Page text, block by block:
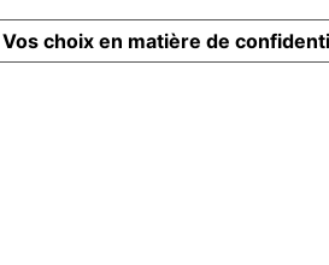
Vos choix en matière de